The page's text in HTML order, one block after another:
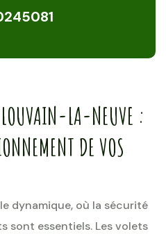
LOUVAIN-LA-NEUVE :
DE VOS
dynamique, où la sécurité
sont essentiels. Les volets